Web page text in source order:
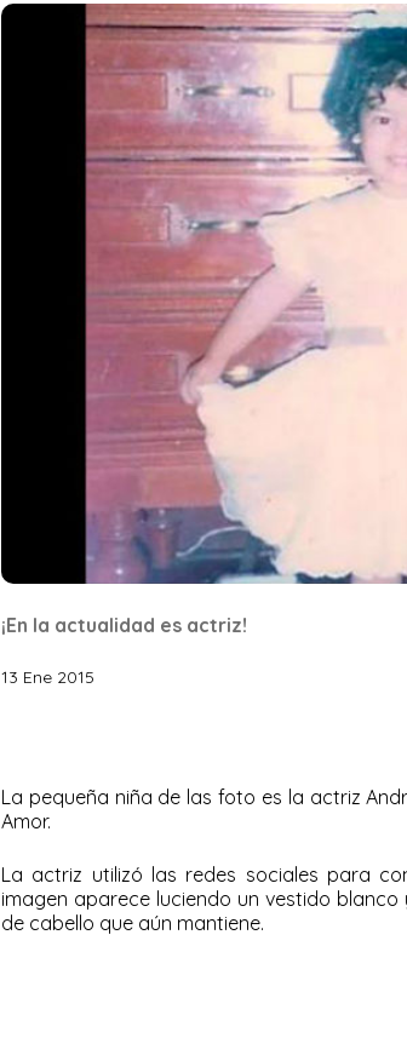
¡En la actualidad es actriz!
13 Ene 2015
La pequeña niña de las foto es la actriz
Amor.
La actriz utilizó las redes sociales para
imagen aparece luciendo un vestido blanco
de cabello que aún mantiene.